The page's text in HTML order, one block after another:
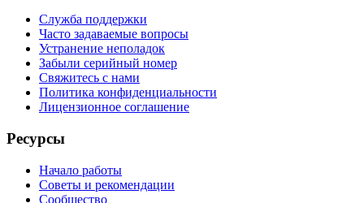
Служба поддержки
Часто задаваемые вопросы
Устранение неполадок
Забыли серийный номер
Свяжитесь с нами
Политика конфиденциальности
Лицензионное соглашение
Ресурсы
Начало работы
Советы и рекомендации
Сообщество